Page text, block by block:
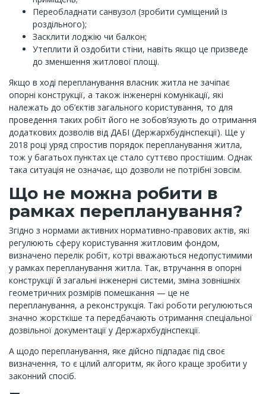
Переобладнати санвузол (зробити суміщений із
роздільного);
Засклити лоджію чи балкон;
Утеплити й оздобити стіни, навіть якщо це призведе
до зменшення житлової площі.
Якщо в ході перепланування власник житла не зачіпає
опорні конструкції, а також інженерні комунікації, які
належать до об’єктів загального користування, то для
проведення таких робіт його не зобов’язують до отримання
додаткових дозволів від ДАБІ (Держархбудінспекції). Ще у
2018 році уряд спростив порядок перепланування житла,
тож у багатьох пунктах це стало суттєво простішим. Однак
така ситуація не означає, що дозволи не потрібні зовсім.
Що не можна робити в
рамках перепланування?
Згідно з нормами активних нормативно-правових актів, які
регулюють сферу користування житловим фондом,
визначено перелік робіт, котрі вважаються недопустимими
у рамках перепланування житла. Так, втручання в опорні
конструкції й загальні інженерні системи, зміна зовнішніх
геометричних розмірів помешкання — це не
перепланування, а реконструкція. Такі роботи регулюються
значно жорсткіше та передбачають отримання спеціальної
дозвільної документації у Держархбудінспекції.
А щодо перепланування, яке дійсно підпадає під своє
визначення, то є цілий алгоритм, як його краще зробити у
законний спосіб.